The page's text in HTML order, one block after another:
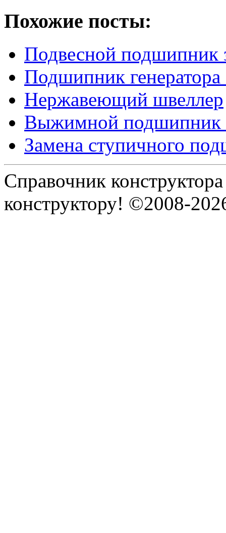
Похожие посты:
Подвесной подшипник
Подшипник генератора
Нержавеющий швеллер
Выжимной подшипник
Замена ступичного
Справочник
конструктору! ©2008-